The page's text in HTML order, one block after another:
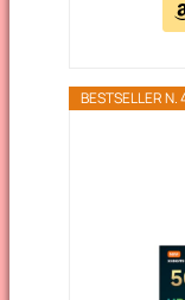
BESTSELLER N.